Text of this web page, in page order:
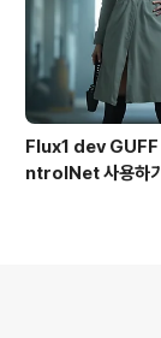
Flux1 dev GUFF
ntrolNet 사용하기